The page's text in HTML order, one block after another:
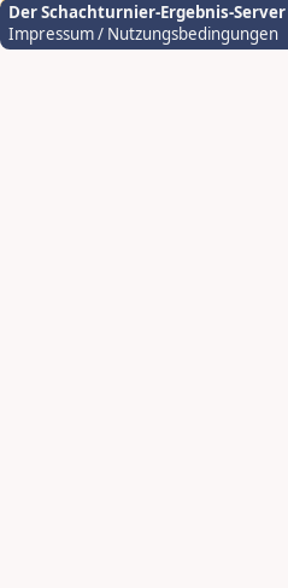
Der Schachturnier-Ergebnis-Server
Impressum / Nutzungsbedingungen